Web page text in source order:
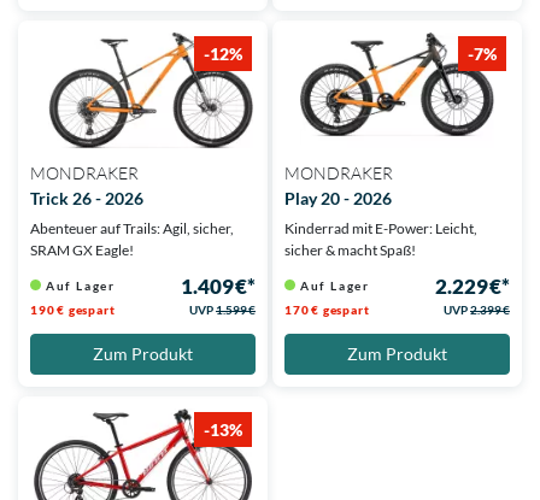
-12%
MONDRAKER
Trick 26 - 2026
Abenteuer auf Trails: Agil, sicher,
SRAM GX Eagle!
Auf Lager 1.409 €*
190 € gespart UVP1.599 €
Zum Produkt
-7%
MONDRAKER
Play 20 - 2026
Kinderrad mit E-Power: Leicht,
sicher & macht Spaß!
Auf Lager 2.229 €*
170 € gespart UVP2.399 €
Zum Produkt
-13%